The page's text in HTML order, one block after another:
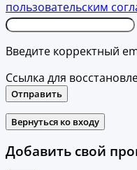
пользовательским
Введите корректный
Ссылка для
Отправить
Вернуться ко входу
Добавить свой